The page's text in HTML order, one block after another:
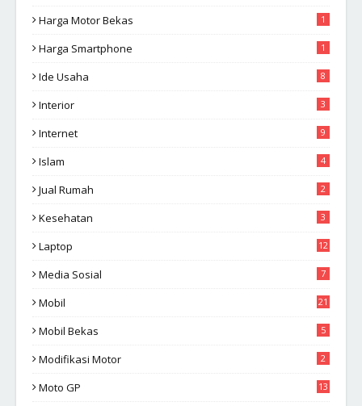
Harga Motor Bekas 1
Harga Smartphone 1
Ide Usaha 8
Interior 3
Internet 9
Islam 4
Jual Rumah 2
Kesehatan 3
Laptop 12
Media Sosial 7
Mobil 21
Mobil Bekas 5
Modifikasi Motor 2
Moto GP 13